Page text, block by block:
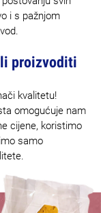
i s pažnjom
proizvoditi
kvalitetu!
omogućuje nam
cijene, koristimo
samo